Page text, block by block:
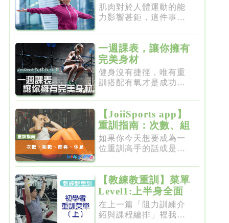
肌肉對於人體運動的能
力影響甚鉅，這件事一
一週課表，讓你擁有
完美身材
健身沒有捷徑，唯有重
訓搭配有氧才是成功的
【JoiiSports app】
重訓指南：次數、組
數、節奏、休息
如果你今天想要成為一
位重訓高手的話或是想
【教練教重訓】菜單
Level1:上半身全面
增肌雕塑
在上一篇「阻力訓練介
紹與課程編排」裡我們